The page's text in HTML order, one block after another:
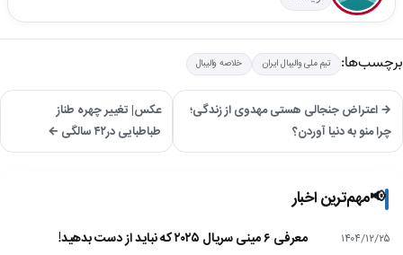
برچسب‌ها: تیم ملی والیبال ایران خلاصه والیبال
→ اعتراض جنجالی هستی مهدوی از زندگی؛
چرا منو به دنیا آوردن؟
عکس| تغییر چهره طناز
طباطبایی در۴۲ سالگی ←
📢مهم‌ترین اخبار
۱۴۰۴/۱۲/۲۵ معرفی ۶ مینی سریال ۲۰۲۵ که نباید از دست بدهید!